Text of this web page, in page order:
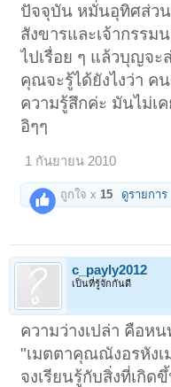
ปัจจุบัน หมั่นอุทิศส่วน
สังขารและเจ้ากรรม
ไปเรื่อย ๆ แล้วบุญจะ
คุณจะรู้ได้ยังไงว่า ค
ความรู้สึกค่ะ มันไม่เ
อิๆๆ
1 กันยายน 2010
ถูกใจ x 15 ดูรายการ
c_payly2012
เป็นที่รู้จักกันดี
ความว่างเปล่า คือห
"เมตตาคุณณังอรหังเ
จงเรียนรู้กับสิ่งที่เกิ